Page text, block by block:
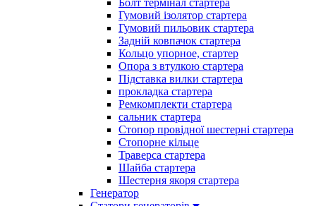
Болт термінал стартера
Гумовий ізолятор стартера
Гумовий пильовик стартера
Задній ковпачок стартера
Кольцо упорное, стартер
Опора з втулкою стартера
Підставка вилки стартера
прокладка стартера
Ремкомплекти стартера
сальник стартера
Стопор провідної шестерні стартера
Стопорне кільце
Траверса стартера
Шайба стартера
Шестерня якоря стартера
Генератор